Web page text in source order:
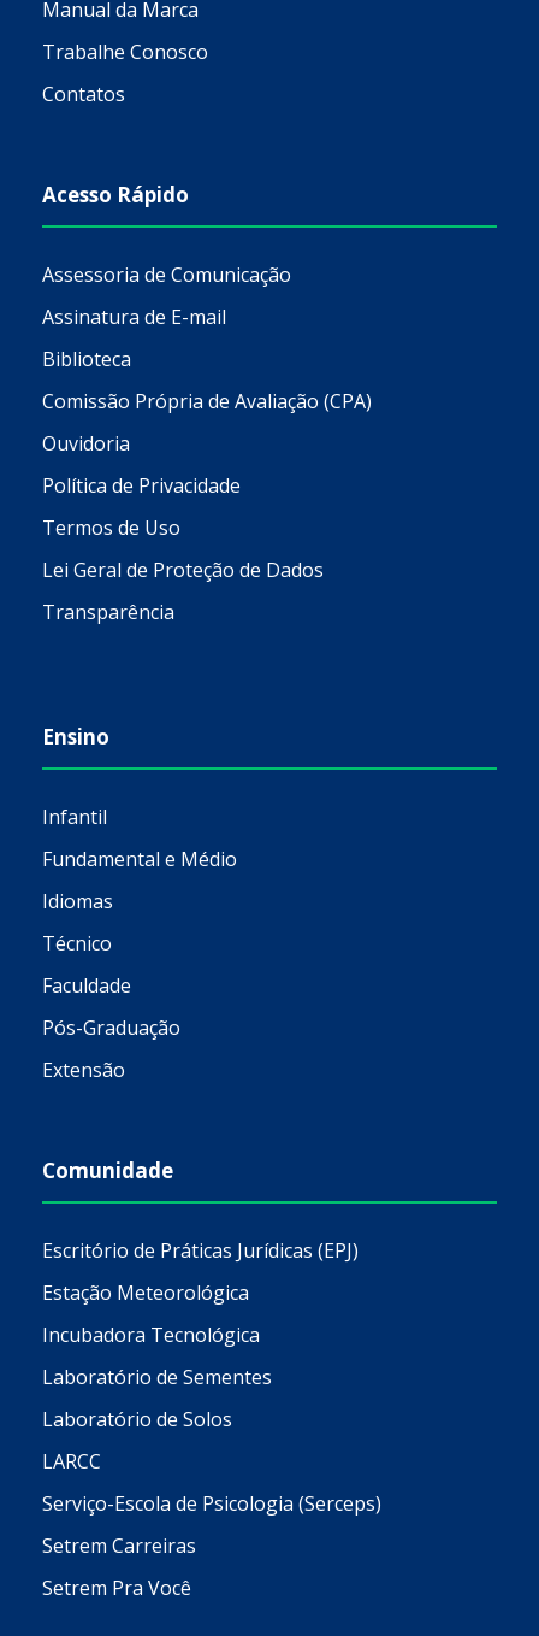
Manual da Marca
Trabalhe Conosco
Contatos
Acesso Rápido
Assessoria de Comunicação
Assinatura de E-mail
Biblioteca
Comissão Própria de Avaliação (CPA)
Ouvidoria
Política de Privacidade
Termos de Uso
Lei Geral de Proteção de Dados
Transparência
Ensino
Infantil
Fundamental e Médio
Idiomas
Técnico
Faculdade
Pós-Graduação
Extensão
Comunidade
Escritório de Práticas Jurídicas (EPJ)
Estação Meteorológica
Incubadora Tecnológica
Laboratório de Sementes
Laboratório de Solos
LARCC
Serviço-Escola de Psicologia (Serceps)
Setrem Carreiras
Setrem Pra Você